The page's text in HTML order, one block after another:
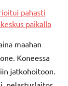
pahasti
paikalla
maahan
Koneessa
jatkohoitoon.